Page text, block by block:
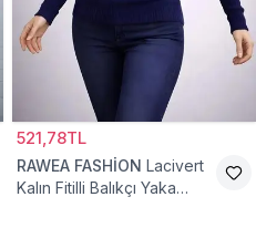
521,78TL
RAWEA FASHİON Lacivert
Kalın Fitilli Balıkçı Yaka